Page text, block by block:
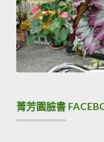
菁芳園臉書